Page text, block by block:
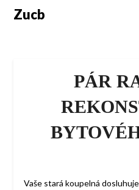
SkipZucb
PÁR
Vaše stará koupelná